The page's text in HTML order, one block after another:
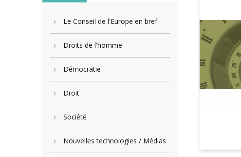
Le Conseil de l'Europe en bref
Droits de l'homme
Démocratie
Droit
Société
Nouvelles technologies / Médias